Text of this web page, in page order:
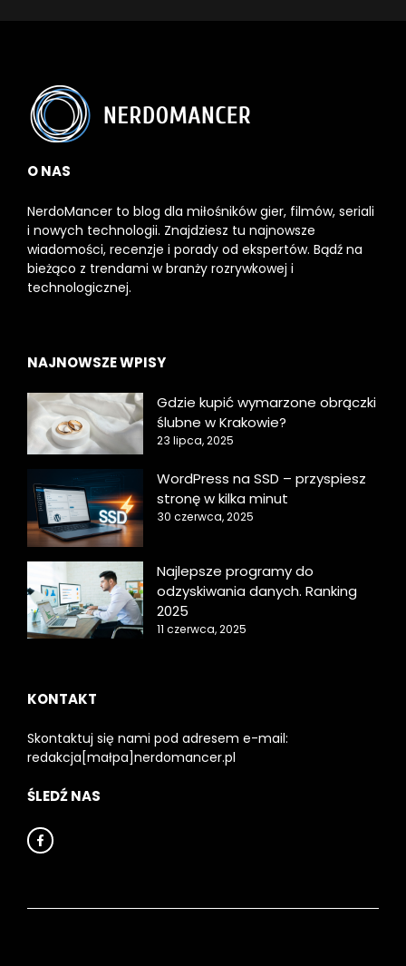
O NAS
NerdoMancer to blog dla miłośników gier, filmów, seriali
i nowych technologii. Znajdziesz tu najnowsze
wiadomości, recenzje i porady od ekspertów. Bądź na
bieżąco z trendami w branży rozrywkowej i
technologicznej.
NAJNOWSZE WPISY
Gdzie kupić wymarzone obrączki
ślubne w Krakowie?
23 lipca, 2025
WordPress na SSD – przyspiesz
stronę w kilka minut
30 czerwca, 2025
Najlepsze programy do
odzyskiwania danych. Ranking
2025
11 czerwca, 2025
KONTAKT
Skontaktuj się nami pod adresem e-mail:
redakcja[małpa]nerdomancer.pl
ŚLEDŹ NAS